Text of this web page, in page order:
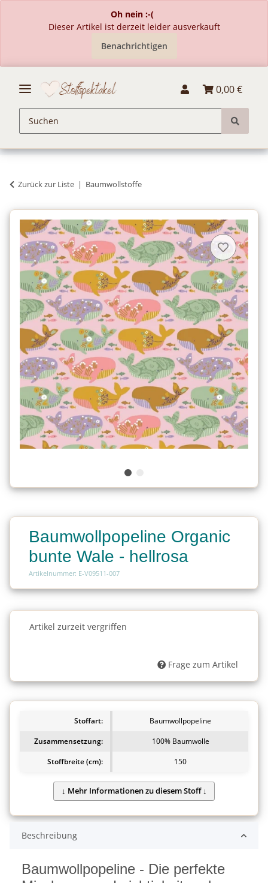
Oh nein :-(
Dieser Artikel ist derzeit leider ausverkauft
Benachrichtigen
0,00 €
Zurück zur Liste Baumwollstoffe
Baumwollpopeline Organic
bunte Wale - hellrosa
Artikelnummer: E-V09511-007
Charge
ChargeArtikel zurzeit vergriffen
Frage zum Artikel
Stoffart:
Baumwollpopeline
Zusammensetzung:
100% Baumwolle
Stoffbreite (cm):
150
Beschreibung
Baumwollpopeline - Die perfekte